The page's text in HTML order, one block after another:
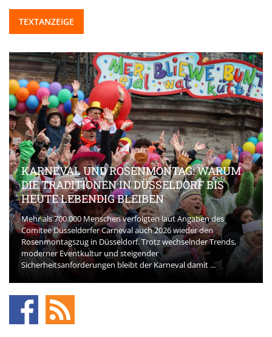
TEXTANZEIGE
KARNEVAL UND ROSENMONTAG: WARUM
DIE TRADITIONEN IN DÜSSELDORF BIS
HEUTE LEBENDIG BLEIBEN
Mehr als 700.000 Menschen verfolgten laut Angaben des
Comitee Düsseldorfer Carneval auch 2026 wieder den
Rosenmontagszug in Düsseldorf. Trotz wechselnder Trends,
moderner Eventkultur und steigender
Sicherheitsanforderungen bleibt der Karneval damit ...